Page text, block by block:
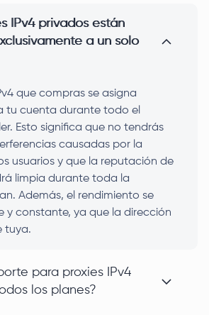
IPv4 privados están
a un solo
que compras se asigna
tu cuenta durante todo el
Esto significa que no tendrás
causadas por la
usuarios y que la reputación de
limpia durante toda la
Además, el rendimiento se
y constante, ya que la dirección
tuya.
para proxies IPv4
los planes?